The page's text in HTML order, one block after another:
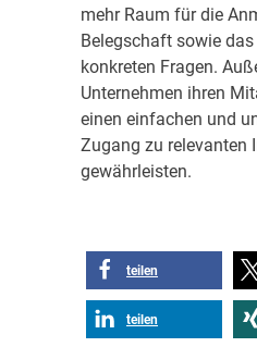
mehr Raum für die
Belegschaft sowie
konkreten Fragen.
Unternehmen ihren
einen einfachen und
Zugang zu relevanten
gewährleisten.
teilen
teilen